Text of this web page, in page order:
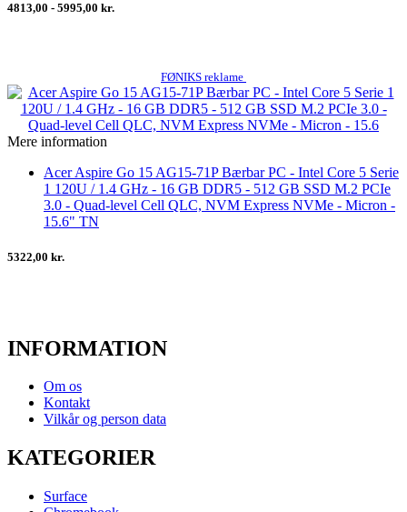
4813,00 - 5995,00 kr.
FØNIKS reklame
Mere information
Acer Aspire Go 15 AG15-71P Bærbar PC - Intel Core 5 Serie
1 120U / 1.4 GHz - 16 GB DDR5 - 512 GB SSD M.2 PCIe
3.0 - Quad-level Cell QLC, NVM Express NVMe - Micron -
15.6" TN
5322,00 kr.
INFORMATION
Om os
Kontakt
Vilkår og person data
KATEGORIER
Surface